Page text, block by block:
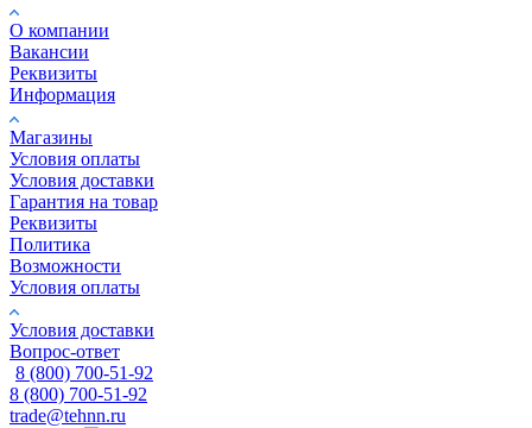
О компании
Вакансии
Реквизиты
Информация
Магазины
Условия оплаты
Условия доставки
Гарантия на товар
Реквизиты
Политика
Возможности
Условия оплаты
Условия доставки
Вопрос-ответ
8 (800) 700-51-92
8 (800) 700-51-92
trade@tehnn.ru